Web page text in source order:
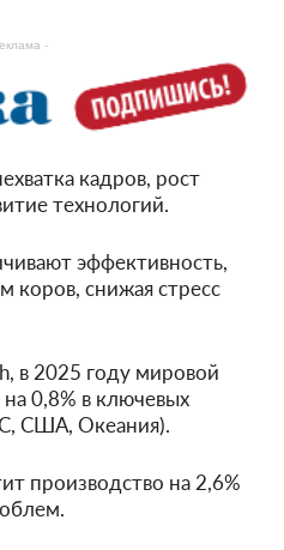
-
кадров, рост
технологий.
эффективность,
коров, снижая стресс
в 2025 году мировой
0,8% в ключевых
США, Океания).
производство на 2,6%